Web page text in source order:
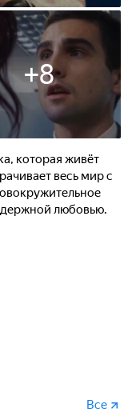
+8
которая живёт
весь мир с
любовью.
Все